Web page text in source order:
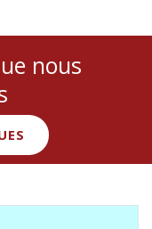
nous